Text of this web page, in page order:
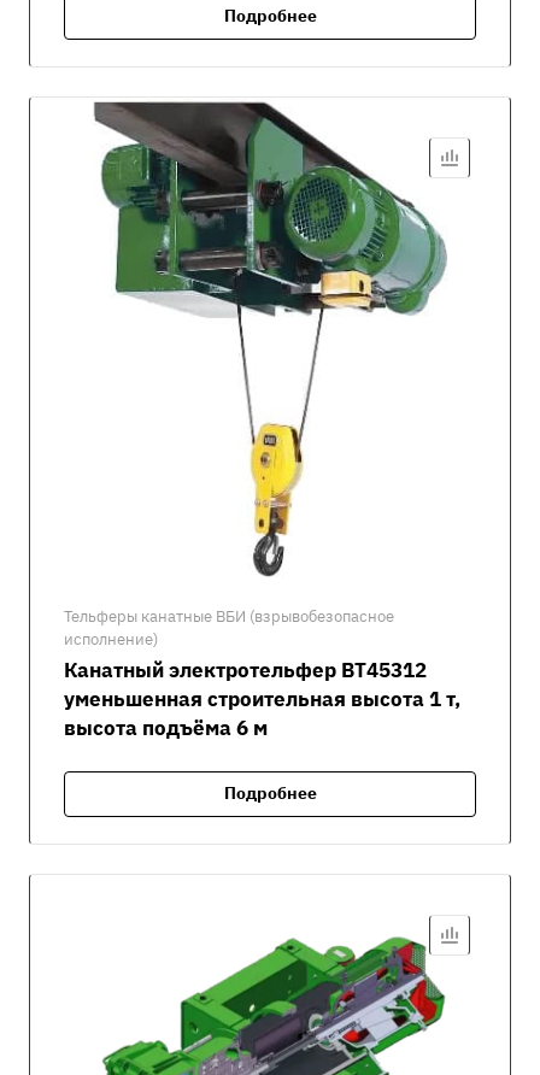
Подробнее
Тельферы канатные ВБИ (взрывобезопасное
исполнение)
Канатный электротельфер ВТ45312
уменьшенная строительная высота 1 т,
высота подъёма 6 м
Подробнее